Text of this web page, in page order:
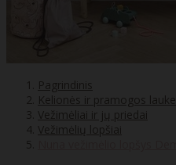
Pagrindinis
Kelionės ir pramogos lauke
Vežimėliai ir jų priedai
Vežimėlių lopšiai